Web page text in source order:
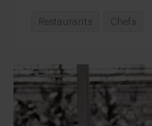
Restaurants Chefs